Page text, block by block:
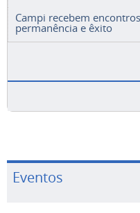
Campi recebem
permanência e êxito
Eventos